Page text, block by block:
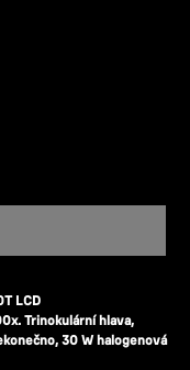
LCD
Trinokulární hlava,
30 W halogenová